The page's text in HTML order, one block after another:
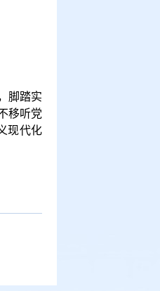
脚踏实
移听党
现代化